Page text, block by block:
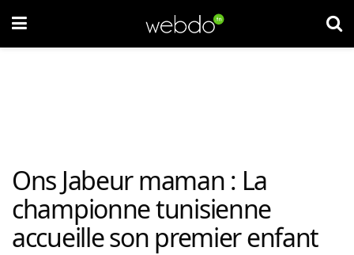
Ons Jabeur maman : La
championne tunisienne
accueille son premier enfant